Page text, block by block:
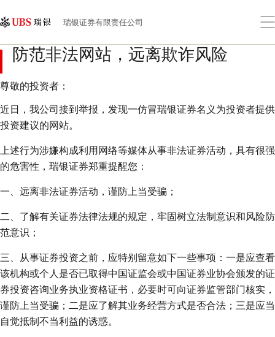
Area
瑞银证券有限责任公司
打
菜
防范非法网站，远离欺诈风险
尊敬的投资者：
近日，我公司接到举报，发现一仿冒瑞银证券名义为投资者提供
投资建议的网站。
上述行为涉嫌构成利用网络等媒体从事非法证券活动，具有很强
的危害性，瑞银证券郑重提醒您：
一、远离非法证券活动，谨防上当受骗；
二、了解有关证券法律法规的规定，牢固树立法制意识和风险防
范意识；
三、从事证券投资之前，应特别留意如下一些事项：一是应查看
该机构或个人是否已取得中国证监会或中国证券业协会颁发的证
券投资咨询业务执业资格证书，必要时可向证券监管部门核实，
谨防上当受骗；二是应了解其业务经营方式是否合法；三是应当
自觉抵制不当利益的诱惑。